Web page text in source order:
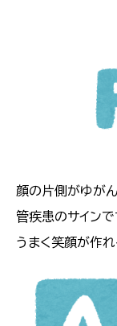
顔の片側がゆが
管疾患のサインで
うまく笑顔が作れ